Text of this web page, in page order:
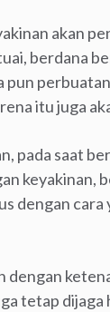
akan
berdana
pun
itu juga
pada saat
keyakinan,
dengan
dengan
tetap